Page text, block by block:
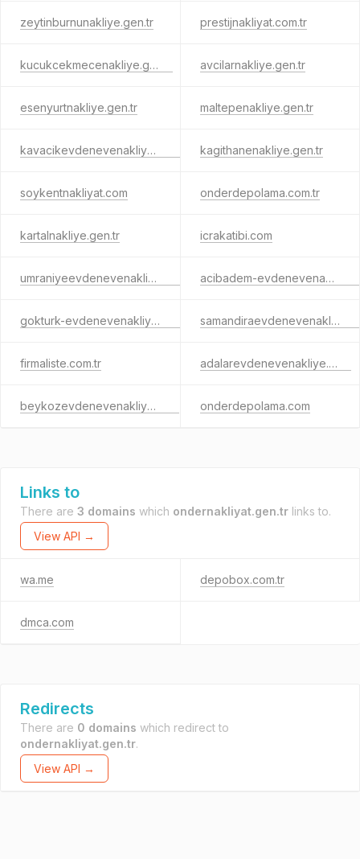
zeytinburnunakliye.gen.tr prestijnakliyat.com.tr
kucukcekmecenakliye.gen.tr avcilarnakliye.gen.tr
esenyurtnakliye.gen.tr maltepenakliye.gen.tr
kavacikevdenevenakliyat.com kagithanenakliye.gen.tr
soykentnakliyat.com onderdepolama.com.tr
kartalnakliye.gen.tr icrakatibi.com
umraniyeevdenevenakliyati.com acibadem-evdenevenakliyat.com
gokturk-evdenevenakliyat.com samandiraevdenevenakliyat.com
firmaliste.com.tr adalarevdenevenakliye.com
beykozevdenevenakliye.com onderdepolama.com
Links to
There are 3 domains which ondernakliyat.gen.tr links to.
View API →
wa.me depobox.com.tr
dmca.com
Redirects
There are 0 domains which redirect to
ondernakliyat.gen.tr.
View API →